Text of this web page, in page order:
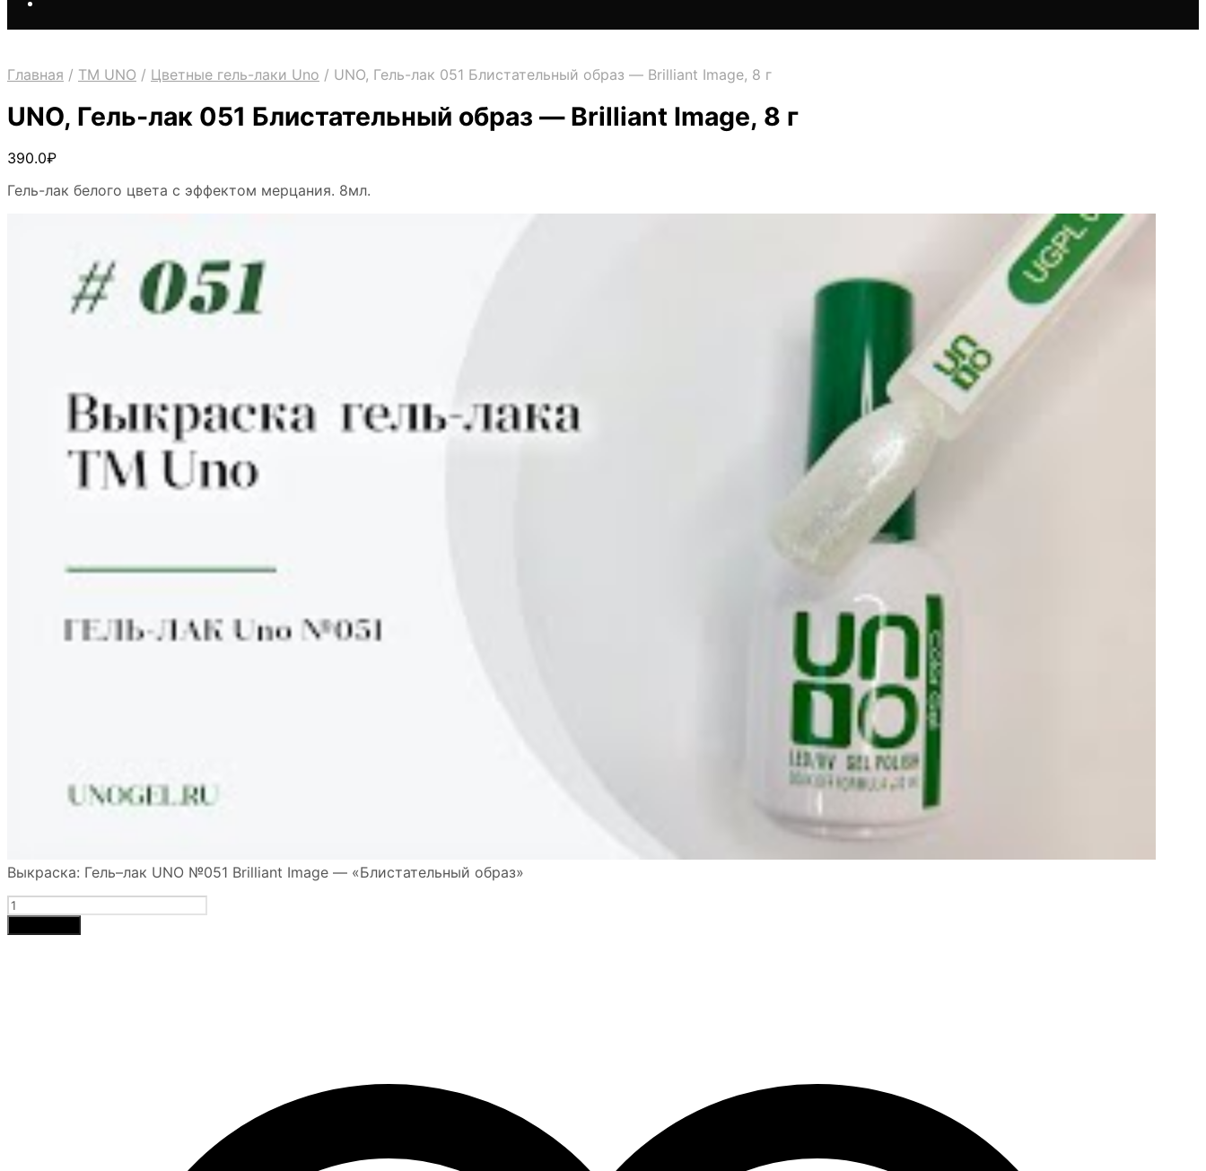
Главная / ТМ UNO / Цветные гель-лаки Uno / UNO, Гель-лак 051 Блистательный образ — Brilliant Image, 8 г
UNO, Гель-лак 051 Блистательный образ — Brilliant Image, 8 г
390.0₽
Гель-лак белого цвета с эффектом мерцания. 8мл.
Выкраска: Гель–лак UNO №051 Brilliant Image — «Блистательный образ»
Количество
товара
UNO,